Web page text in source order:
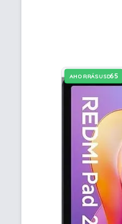
AHORRÁSUSD65